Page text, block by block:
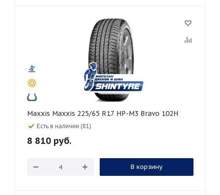
Maxxis Maxxis 225/65 R17 HP-M3 Bravo 102H
Есть в наличии (81)
8 810 руб.
В корзину